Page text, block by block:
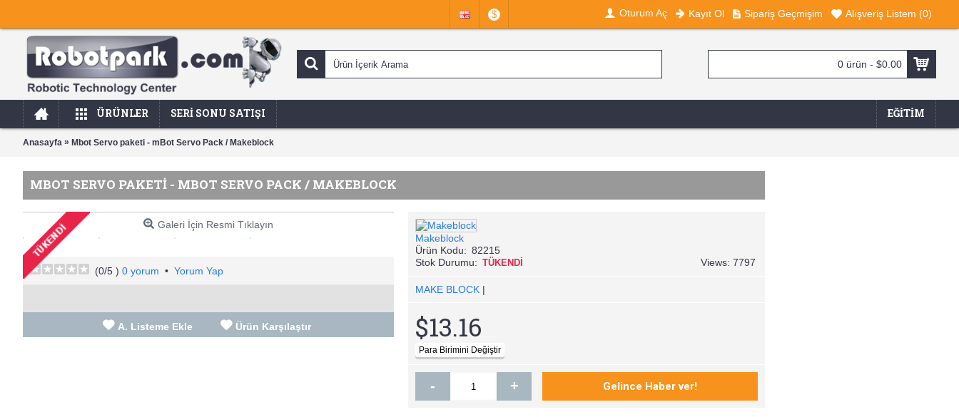
$ Oturum Aç Kayıt Ol Sipariş Geçmişim Alışveriş Listem (0)
0 ürün - $0.00
ÜRÜNLER SERI SONU SATIŞI EĞITIM
Anasayfa » Mbot Servo paketi - mBot Servo Pack / Makeblock
MBOT SERVO PAKETI - MBOT SERVO PACK / MAKEBLOCK
Galeri İçin Resmi Tıklayın
(0/5 ) 0 yorum • Yorum Yap
A. Listeme Ekle Ürün Karşılaştır
Makeblock
Ürün Kodu: 82215
Stok Durumu: TÜKENDİ Views: 7797
MAKE BLOCK |
$13.16
- +